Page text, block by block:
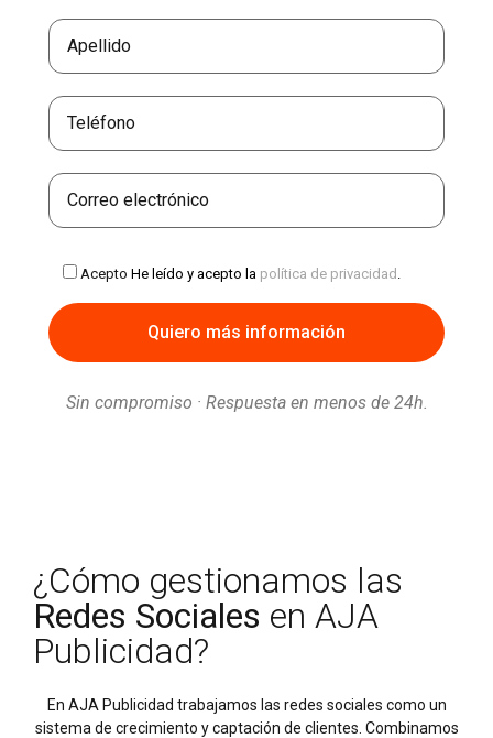
Acepto He leído y acepto la política de privacidad
Sin compromiso · Respuesta en menos de 24h.
¿Cómo gestionamos las
Redes Sociales en AJA
Publicidad?
En AJA Publicidad trabajamos las redes sociales como un
sistema de crecimiento y captación de clientes. Combinamos